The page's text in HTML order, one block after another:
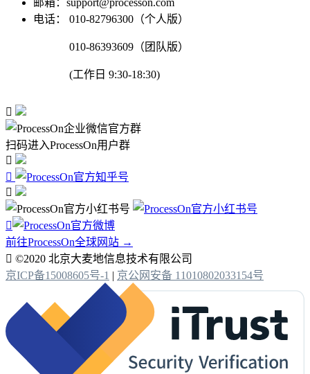
邮箱：support@processon.com
电话：
010-82796300（个人版）
010-86393609（团队版）
(工作日 9:30-18:30)

扫码进入ProcessOn用户群




前往ProcessOn全球网站 →
 ©2020 北京大麦地信息技术有限公司
京ICP备15008605号-1 | 京公网安备 11010802033154号